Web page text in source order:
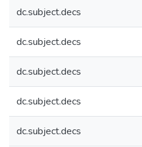
dc.subject.decs
dc.subject.decs
dc.subject.decs
dc.subject.decs
dc.subject.decs